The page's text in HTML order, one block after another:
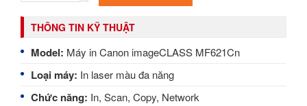
THÔNG TIN KỸ THUẬT
Model: Máy in Canon imageCLASS MF621Cn
Loại máy: In laser màu đa năng
Chức năng: In, Scan, Copy, Network